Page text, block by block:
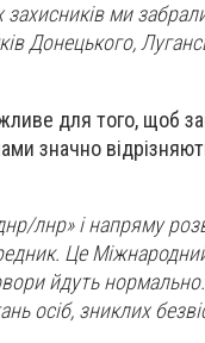
захисників ми
Донецького,
для того, щоб
значно
лнр» і напряму
Це
йдуть
осіб, зниклих